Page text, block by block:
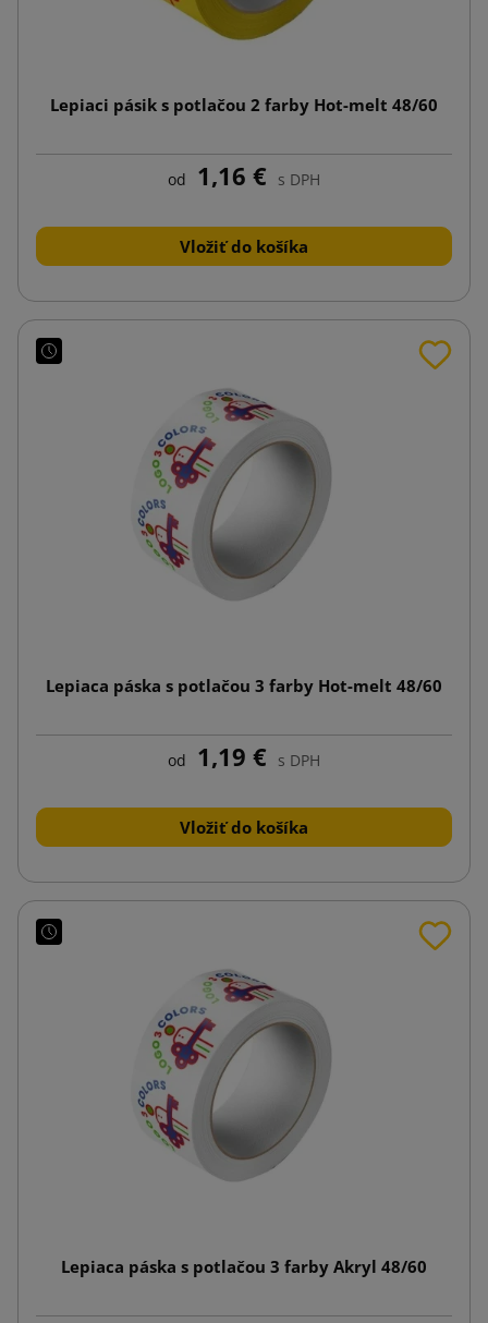
Lepiaci pásik s potlačou 2 farby Hot-melt 48/60
od 1,16 € s DPH
Vložiť do košíka
Lepiaca páska s potlačou 3 farby Hot-melt 48/60
od 1,19 € s DPH
Vložiť do košíka
Lepiaca páska s potlačou 3 farby Akryl 48/60